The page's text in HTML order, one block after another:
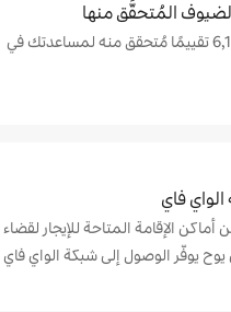
المُتحقَّق منها
أكثر من 6,190 تقييمًا مُتحقق منه لمساعدتك في
فاي
من أماكن الإقامة المتاحة للإيجار لقضاء
يوفّر الوصول إلى شبكة الواي فاي